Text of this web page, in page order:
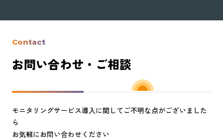
Contact
お問い合わせ・ご相談
モニタリングサービス導入に関してご不明な点がございました
ら
お気軽にお問い合わせください